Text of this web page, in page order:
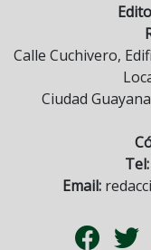
Calle Cuchivero,
Ciudad
Tel:
Email: